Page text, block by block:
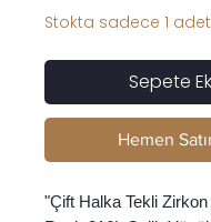
Stokta sadece 1 adet
Sepete
Hemen
"Çift Halka Tekli Zirkon